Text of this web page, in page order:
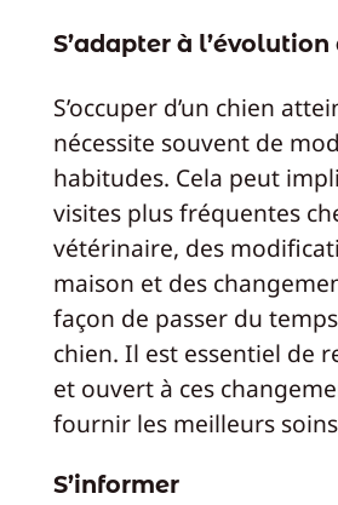
S’adapter à l’évolution
S’occuper d’un chien
nécessite souvent de
habitudes. Cela peut
visites plus fréquentes
vétérinaire, des
maison et des
façon de passer du
chien. Il est essentiel de
et ouvert à ces
fournir les meilleurs
S’informer